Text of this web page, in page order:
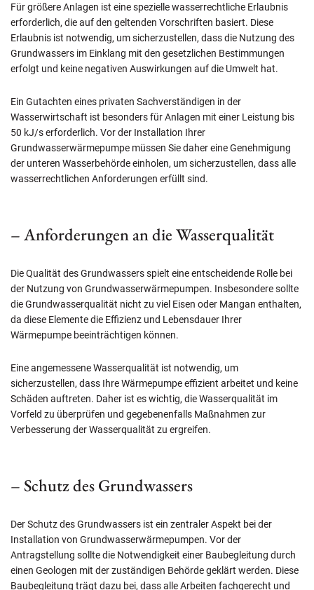
Für größere Anlagen ist eine spezielle wasserrechtliche Erlaubnis
erforderlich, die auf den geltenden Vorschriften basiert. Diese
Erlaubnis ist notwendig, um sicherzustellen, dass die Nutzung des
Grundwassers im Einklang mit den gesetzlichen Bestimmungen
erfolgt und keine negativen Auswirkungen auf die Umwelt hat.
Ein Gutachten eines privaten Sachverständigen in der
Wasserwirtschaft ist besonders für Anlagen mit einer Leistung bis
50 kJ/s erforderlich. Vor der Installation Ihrer
Grundwasserwärmepumpe müssen Sie daher eine Genehmigung
der unteren Wasserbehörde einholen, um sicherzustellen, dass alle
wasserrechtlichen Anforderungen erfüllt sind.
– Anforderungen an die Wasserqualität
Die Qualität des Grundwassers spielt eine entscheidende Rolle bei
der Nutzung von Grundwasserwärmepumpen. Insbesondere sollte
die Grundwasserqualität nicht zu viel Eisen oder Mangan enthalten,
da diese Elemente die Effizienz und Lebensdauer Ihrer
Wärmepumpe beeinträchtigen können.
Eine angemessene Wasserqualität ist notwendig, um
sicherzustellen, dass Ihre Wärmepumpe effizient arbeitet und keine
Schäden auftreten. Daher ist es wichtig, die Wasserqualität im
Vorfeld zu überprüfen und gegebenenfalls Maßnahmen zur
Verbesserung der Wasserqualität zu ergreifen.
– Schutz des Grundwassers
Der Schutz des Grundwassers ist ein zentraler Aspekt bei der
Installation von Grundwasserwärmepumpen. Vor der
Antragstellung sollte die Notwendigkeit einer Baubegleitung durch
einen Geologen mit der zuständigen Behörde geklärt werden. Diese
Baubegleitung trägt dazu bei, dass alle Arbeiten fachgerecht und